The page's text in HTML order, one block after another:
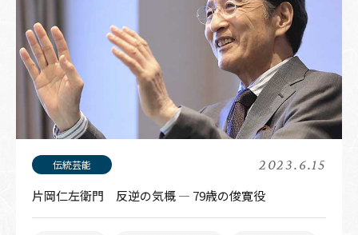
2023.6.15
片岡仁左衛門 反逆の気概 ― 79歳の俊寛役